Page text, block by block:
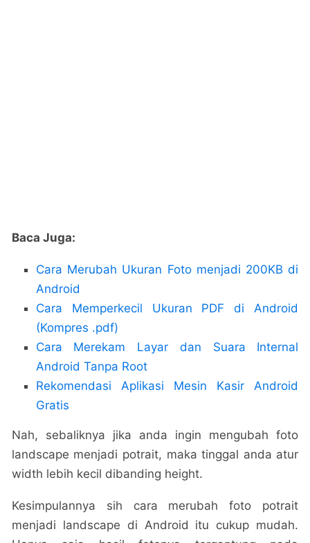
Baca Juga:
Cara Merubah Ukuran Foto menjadi 200KB di
Android
Cara Memperkecil Ukuran PDF di Android
(Kompres .pdf)
Cara Merekam Layar dan Suara Internal
Android Tanpa Root
Rekomendasi Aplikasi Mesin Kasir Android
Gratis
Nah, sebaliknya jika anda ingin mengubah foto
landscape menjadi potrait, maka tinggal anda atur
width lebih kecil dibanding height.
Kesimpulannya sih cara merubah foto potrait
menjadi landscape di Android itu cukup mudah.